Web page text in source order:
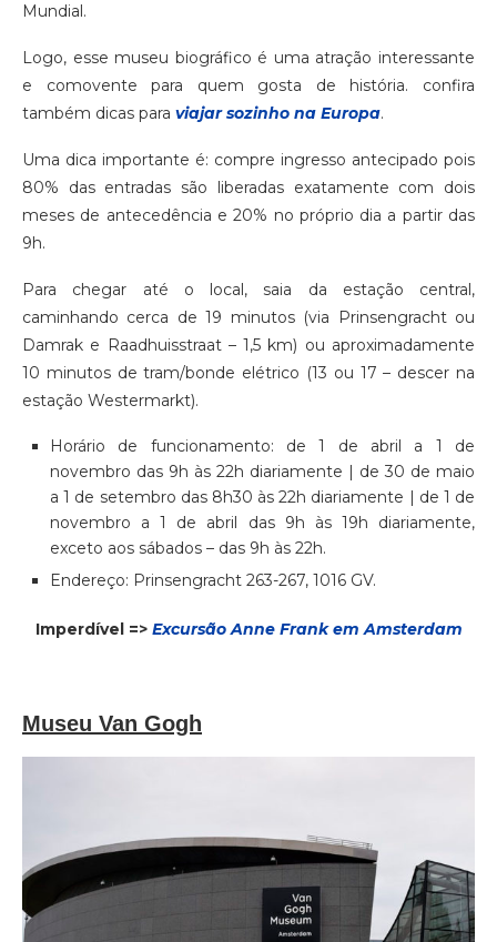
Mundial.
Logo, esse museu biográfico é uma atração interessante
e comovente para quem gosta de história. confira
também dicas para viajar sozinho na Europa.
Uma dica importante é: compre ingresso antecipado pois
80% das entradas são liberadas exatamente com dois
meses de antecedência e 20% no próprio dia a partir das
9h.
Para chegar até o local, saia da estação central,
caminhando cerca de 19 minutos (via Prinsengracht ou
Damrak e Raadhuisstraat – 1,5 km) ou aproximadamente
10 minutos de tram/bonde elétrico (13 ou 17 – descer na
estação Westermarkt).
Horário de funcionamento: de 1 de abril a 1 de
novembro das 9h às 22h diariamente | de 30 de maio
a 1 de setembro das 8h30 às 22h diariamente | de 1 de
novembro a 1 de abril das 9h às 19h diariamente,
exceto aos sábados – das 9h às 22h.
Endereço: Prinsengracht 263-267, 1016 GV.
Imperdível => Excursão Anne Frank em Amsterdam
Museu Van Gogh